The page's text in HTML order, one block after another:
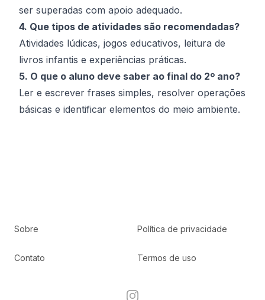
ser superadas com apoio adequado.
4. Que tipos de atividades são recomendadas?
Atividades lúdicas, jogos educativos, leitura de
livros infantis e experiências práticas.
5. O que o aluno deve saber ao final do 2º ano?
Ler e escrever frases simples, resolver operações
básicas e identificar elementos do meio ambiente.
Sobre
Contato
Política de privacidade
Termos de uso
Instagram